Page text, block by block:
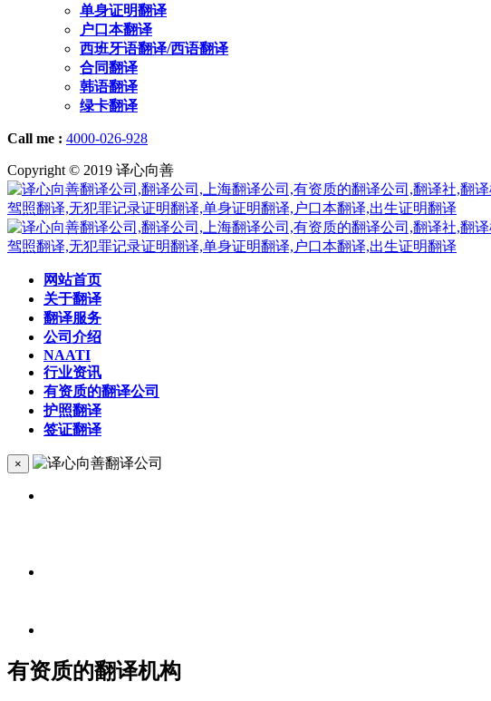
单身证明翻译
户口本翻译
西班牙语翻译/西语翻译
合同翻译
韩语翻译
绿卡翻译
Call me : 4000-026-928
Copyright © 2019 译心向善
网站首页
关于翻译
翻译服务
公司介绍
NAATI
行业资讯
有资质的翻译公司
护照翻译
签证翻译
×
有资质的翻译机构